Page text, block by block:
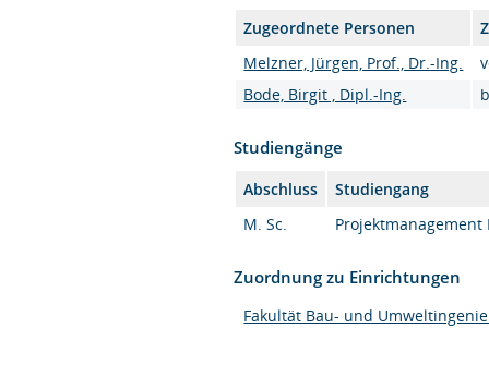
Zugeordnete Personen
Melzner, Jürgen, Prof., Dr.-Ing.
Bode, Birgit , Dipl.-Ing.
Studiengänge
Abschluss
Studiengang
M. Sc.
Projektmanagement
Zuordnung zu Einrichtungen
Fakultät Bau- und